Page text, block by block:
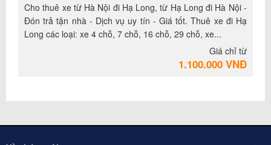
Cho thuê xe từ Hà Nội đi Hạ Long, từ Hạ Long đi Hà Nội -
Đón trả tận nhà - Dịch vụ uy tín - Giá tốt. Thuê xe đi Hạ
Long các loại: xe 4 chỗ, 7 chỗ, 16 chỗ, 29 chỗ, xe...
Giá chỉ từ
1.100.000 VNĐ